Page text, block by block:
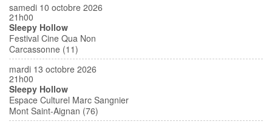
samedi 10 octobre 2026
21h00
Sleepy Hollow
Festival Cine Qua Non
Carcassonne (11)
mardi 13 octobre 2026
21h00
Sleepy Hollow
Espace Culturel Marc Sangnier
Mont Saint-Aignan (76)